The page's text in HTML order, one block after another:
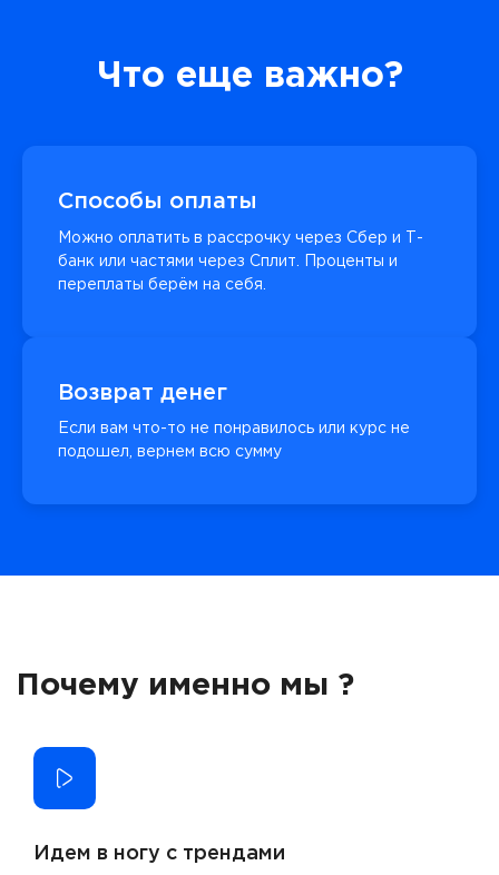
Что еще важно?
Способы оплаты
Можно оплатить в рассрочку через Сбер и Т-
банк или частями через Сплит. Проценты и
переплаты берём на себя.
Возврат денег
Если вам что-то не понравилось или курс не
подошел, вернем всю сумму
Почему именно мы ?
Идем в ногу с трендами